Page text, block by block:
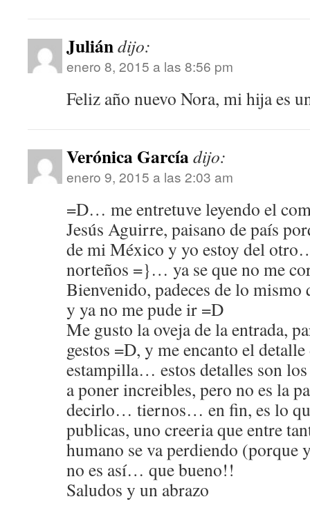
Juliándijo:
enero 8, 2015 a las 8:56 pm
Feliz año nuevo Nora, mi hija es
Verónica Garcíadijo:
enero 9, 2015 a las 2:03 am
=D… me entretuve leyendo el
Jesús Aguirre, paisano de país
de mi México y yo estoy del
norteños =}… ya se que no me
Bienvenido, padeces de lo mismo
y ya no me pude ir =D
Me gusto la oveja de la entrada,
gestos =D, y me encanto el
estampilla… estos detalles son
a poner increibles, pero no es la
decirlo… tiernos… en fin, es lo
publicas, uno creeria que entre
humano se va perdiendo (porque
no es así… que bueno!!
Saludos y un abrazo